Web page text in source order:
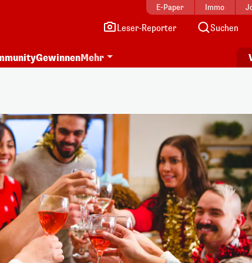
E-Paper Immo
Leser-Reporter Suchen
GewinnenMehr